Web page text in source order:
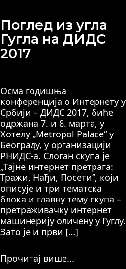
Поглед из угла
Гугла на ДИДС
2017
Осма годишња
конференција о Интернету у
Србији – ДИДС 2017, биће
одржана 7. и 8. марта, у
Хотелу „Metropol Palace“ у
Београду, у организацији
РНИДС-а. Слоган скупа је
„Тајне интернет претрага:
Тражи, Нађи, Посети“, који
описује и три тематска
блока и главну тему скупа –
претраживачку интернет
машинерију оличену у Гуглу.
Зато је и први […]
Прочитај више...